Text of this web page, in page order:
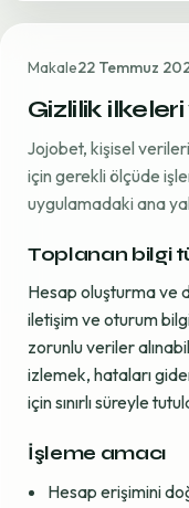
Makale22 Temmuz
Gizlilik ilkeleri
Jojobet, kişisel
için gerekli ölçüde
uygulamadaki ana
Toplanan bilgi
Hesap oluşturma ve
iletişim ve oturum
zorunlu veriler
izlemek, hataları
için sınırlı süreyle
İşleme amacı
Hesap erişimini